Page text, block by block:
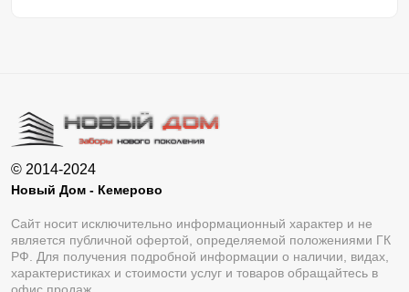
© 2014-2024
Новый Дом - Кемерово
Сайт носит исключительно информационный характер и не
является публичной офертой, определяемой положениями ГК
РФ. Для получения подробной информации о наличии, видах,
характеристиках и стоимости услуг и товаров обращайтесь в